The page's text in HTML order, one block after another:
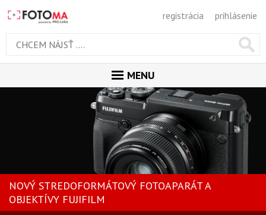
registrácia prihlásenie
MENU
ÚVOD
MAGAZÍN
VŠETKY ČLÁNKY
RECENZIE
NOVINKY
BLOG
NOVÝ STREDOFORMÁTOVÝ FOTOAPARÁT A
OBJEKTÍVY FUJIFILM